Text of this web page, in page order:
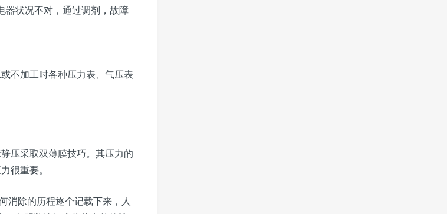
器状况不对，通过调剂，故障
不加工时各种压力表、气压表
压采取双薄膜技巧。其压力的
很重要。
消除的历程逐个记载下来，人